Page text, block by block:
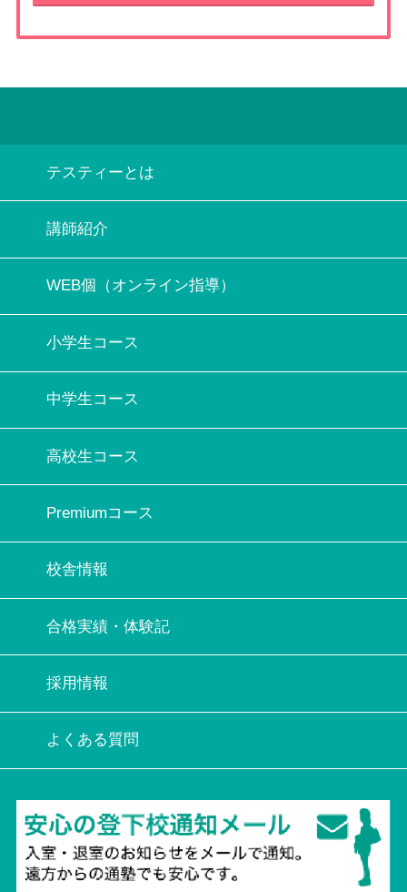
テスティーとは
講師紹介
WEB個（オンライン指導）
小学生コース
中学生コース
高校生コース
Premiumコース
校舎情報
合格実績・体験記
採用情報
よくある質問